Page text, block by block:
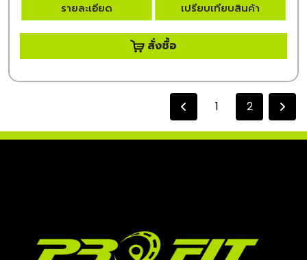
รายละเอียด เปรียบเทียบสินค้า
สั่งซื้อ
1 2